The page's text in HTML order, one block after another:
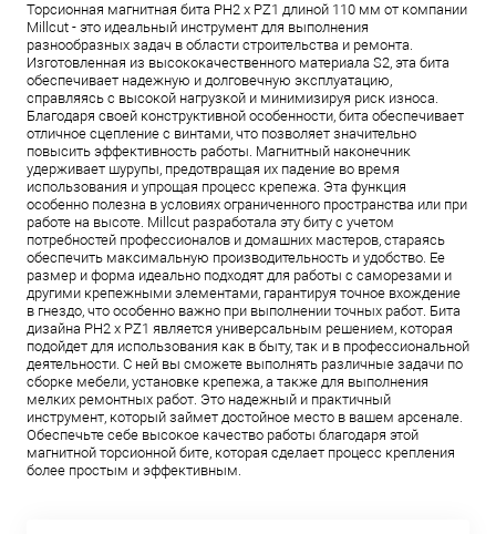
Торсионная магнитная бита PH2 x PZ1 длиной 110 мм от компании
Millcut - это идеальный инструмент для выполнения
разнообразных задач в области строительства и ремонта.
Изготовленная из высококачественного материала S2, эта бита
обеспечивает надежную и долговечную эксплуатацию,
справляясь с высокой нагрузкой и минимизируя риск износа.
Благодаря своей конструктивной особенности, бита обеспечивает
отличное сцепление с винтами, что позволяет значительно
повысить эффективность работы. Магнитный наконечник
удерживает шурупы, предотвращая их падение во время
использования и упрощая процесс крепежа. Эта функция
особенно полезна в условиях ограниченного пространства или при
работе на высоте. Millcut разработала эту биту с учетом
потребностей профессионалов и домашних мастеров, стараясь
обеспечить максимальную производительность и удобство. Ее
размер и форма идеально подходят для работы с саморезами и
другими крепежными элементами, гарантируя точное вхождение
в гнездо, что особенно важно при выполнении точных работ. Бита
дизайна PH2 x PZ1 является универсальным решением, которая
подойдет для использования как в быту, так и в профессиональной
деятельности. С ней вы сможете выполнять различные задачи по
сборке мебели, установке крепежа, а также для выполнения
мелких ремонтных работ. Это надежный и практичный
инструмент, который займет достойное место в вашем арсенале.
Обеспечьте себе высокое качество работы благодаря этой
магнитной торсионной битe, которая сделает процесс крепления
более простым и эффективным.